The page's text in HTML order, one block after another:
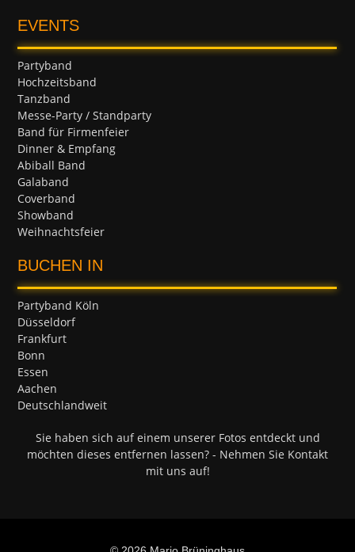
EVENTS
Partyband
Hochzeitsband
Tanzband
Messe-Party / Standparty
Band für Firmenfeier
Dinner & Empfang
Abiball Band
Galaband
Coverband
Showband
Weihnachtsfeier
BUCHEN IN
Partyband Köln
Düsseldorf
Frankfurt
Bonn
Essen
Aachen
Deutschlandweit
Sie haben sich auf einem unserer Fotos entdeckt und
möchten dieses entfernen lassen? - Nehmen Sie Kontakt
mit uns auf!